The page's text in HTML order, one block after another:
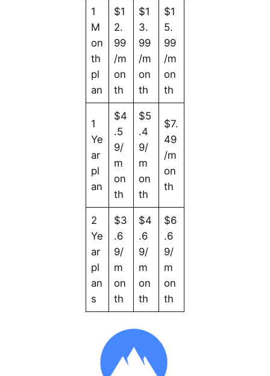
1
M
on
th
pl
an
$1
2.
99
/m
on
th
$1
3.
99
/m
on
th
$1
5.
99
/m
on
th
1
Ye
ar
pl
an
$4
.5
9/
m
on
th
$5
.4
9/
m
on
th
$7.
49
/m
on
th
2
Ye
ar
pl
an
s
$3
.6
9/
m
on
th
$4
.6
9/
m
on
th
$6
.6
9/
m
on
th